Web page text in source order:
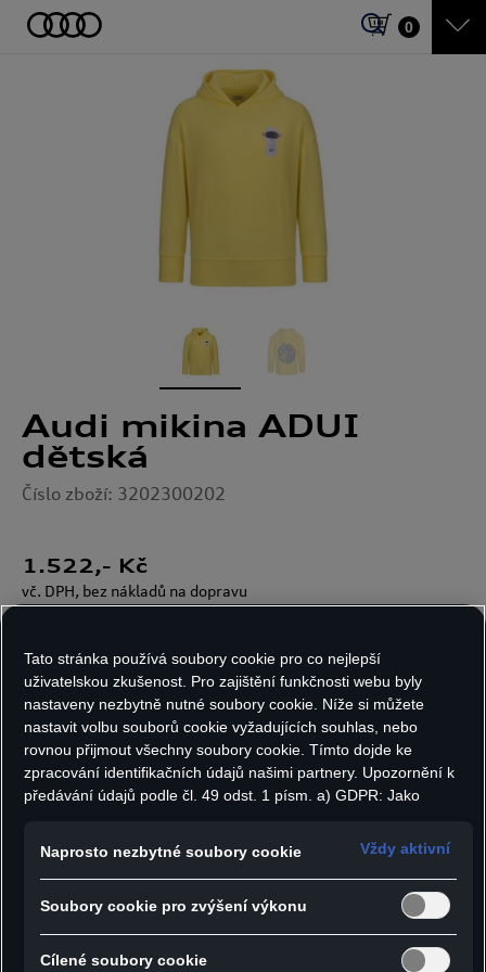
0
Audi mikina ADUI
dětská
Číslo zboží: 3202300202
1.522,- Kč
vč. DPH, bez nákladů na dopravu
Velikost: Počet kusů:
- Dětská mikina s kapucí
- Potisk ADUI na levé straně hrudi
Tato stránka používá soubory cookie pro co nejlepší
uživatelskou zkušenost. Pro zajištění funkčnosti webu byly
nastaveny nezbytně nutné soubory cookie. Níže si můžete
nastavit volbu souborů cookie vyžadujících souhlas, nebo
rovnou přijmout všechny soubory cookie. Tímto dojde ke
zpracování identifikačních údajů našimi partnery. Upozornění k
předávání údajů podle čl. 49 odst. 1 písm. a) GDPR: Jako
používán Google Analytics. Nelze vyloučit, že společnost
Google Ireland jako náš smluvní partner předává osobní údaje
státech neexistuje úroveň ochrany osobních údajů věcně
rovnocenná Evropské unii a chybí rozhodnutí Evropské komise
o odpovídající ochraně. Z toho pro vás mohou vyplývat rizika,
Naprosto nezbytné soubory cookie Vždy aktivní
Soubory cookie pro zvýšení výkonu
Cílené soubory cookie